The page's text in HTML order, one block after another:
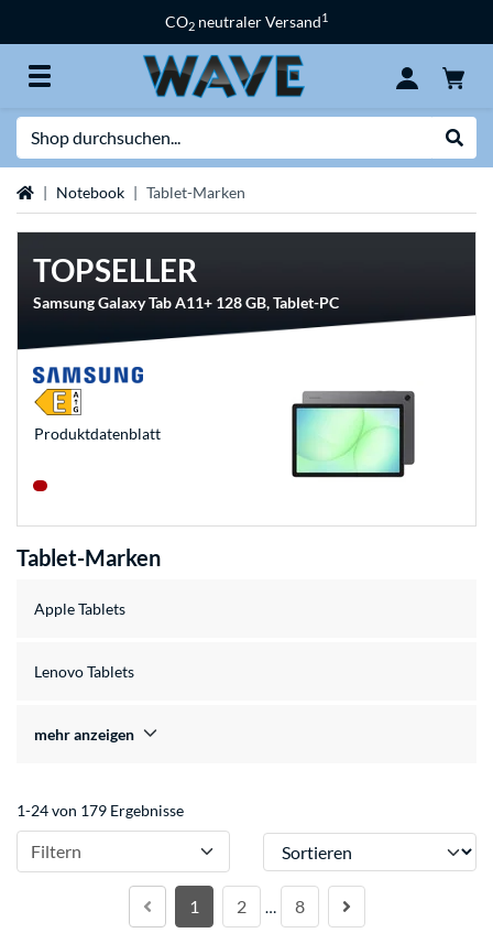
CO2 neutraler Versand1
StartseiteNotebook Tablet-Marken
TOPSELLER
Samsung Galaxy Tab A11+ 128 GB, Tablet-PC
Produkt­datenblatt
Tablet-Marken
Apple Tablets
Lenovo Tablets
mehr anzeigen
1-24 von 179 Ergebnisse
Filtern Sortieren
1 2 … 8